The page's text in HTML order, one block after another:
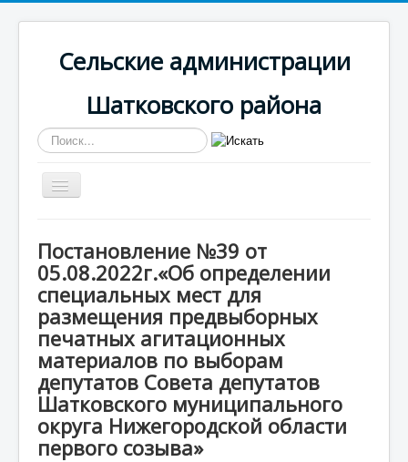
Сельские администрации
Шатковского района
Искать...
Включить/
выключить
Документы
Постановление №39 от 05.08.2022г.«Об определении
специальных мест для размещения предвыборных
печатных агитационных материалов по выборам
депутатов Совета депутатов Шатковского
муниципального округа Нижегородской области
первого созыва»
Постановление №39 от
05.08.2022г.«Об определении
специальных мест для
размещения предвыборных
печатных агитационных
материалов по выборам
депутатов Совета депутатов
Шатковского муниципального
округа Нижегородской области
первого созыва»